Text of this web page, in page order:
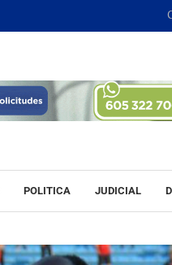
Churo
POLITICA JUDICIAL